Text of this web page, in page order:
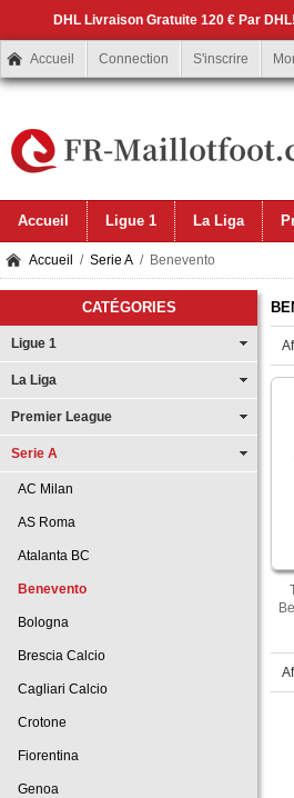
DHL Livraison Gratuite 120 € Par
Accueil Connection S'inscrire
Accueil Ligue 1 La Liga
Accueil / Serie A / Benevento
CATÉGORIES
Ligue 1
La Liga
Premier League
Serie A
AC Milan
AS Roma
Atalanta BC
Benevento
Bologna
Brescia Calcio
Cagliari Calcio
Crotone
Fiorentina
Genoa